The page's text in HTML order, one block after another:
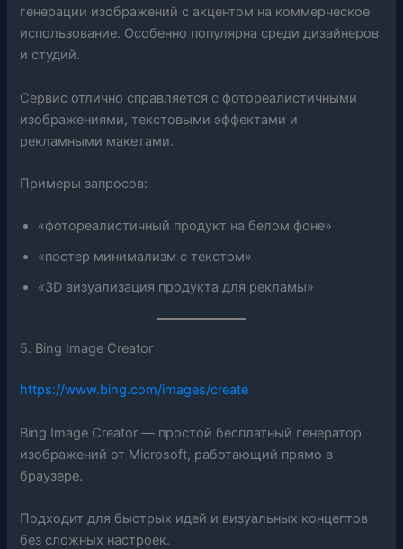
генерации изображений с акцентом на коммерческое
использование. Особенно популярна среди дизайнеров
и студий.
Сервис отлично справляется с фотореалистичными
изображениями, текстовыми эффектами и
рекламными макетами.
Примеры запросов:
«фотореалистичный продукт на белом фоне»
«постер минимализм с текстом»
«3D визуализация продукта для рекламы»
5. Bing Image Creator
https://www.bing.com/images/create
Bing Image Creator — простой бесплатный генератор
изображений от Microsoft, работающий прямо в
браузере.
Подходит для быстрых идей и визуальных концептов
без сложных настроек.